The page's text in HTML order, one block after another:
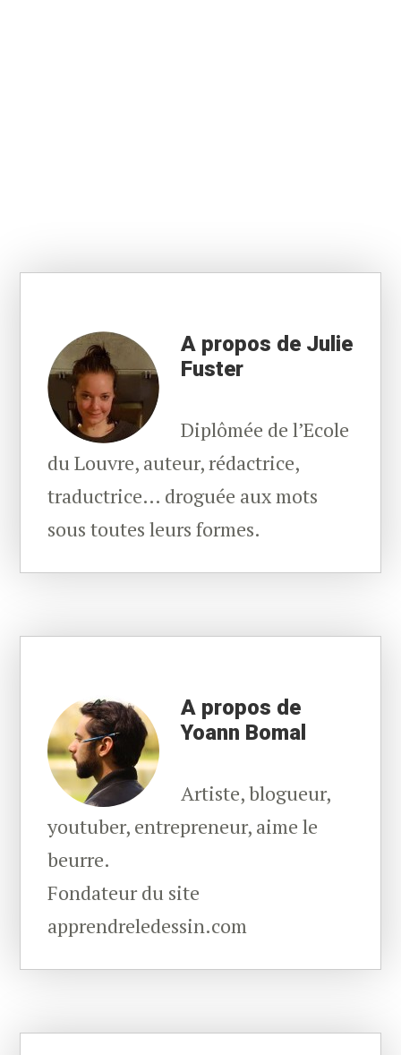
A propos de Julie
Fuster
Diplômée de l’Ecole
du Louvre, auteur, rédactrice,
traductrice… droguée aux mots
sous toutes leurs formes.
A propos de
Yoann Bomal
Artiste, blogueur,
youtuber, entrepreneur, aime le
beurre.
Fondateur du site
apprendreledessin.com